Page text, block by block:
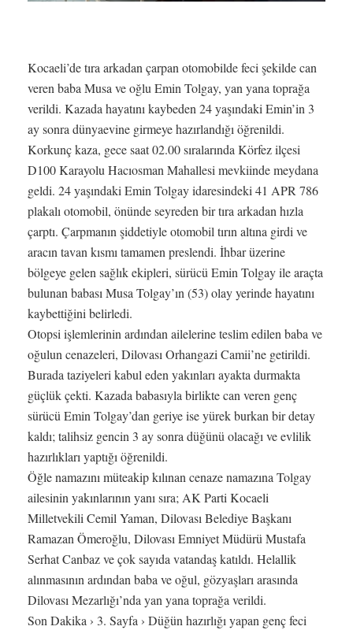
Kocaeli’de tıra arkadan çarpan otomobilde feci şekilde can
veren baba Musa ve oğlu Emin Tolgay, yan yana toprağa
verildi. Kazada hayatını kaybeden 24 yaşındaki Emin’in 3
ay sonra dünyaevine girmeye hazırlandığı öğrenildi.
Korkunç kaza, gece saat 02.00 sıralarında Körfez ilçesi
D100 Karayolu Hacıosman Mahallesi mevkiinde meydana
geldi. 24 yaşındaki Emin Tolgay idaresindeki 41 APR 786
plakalı otomobil, önünde seyreden bir tıra arkadan hızla
çarptı. Çarpmanın şiddetiyle otomobil tırın altına girdi ve
aracın tavan kısmı tamamen preslendi. İhbar üzerine
bölgeye gelen sağlık ekipleri, sürücü Emin Tolgay ile araçta
bulunan babası Musa Tolgay’ın (53) olay yerinde hayatını
kaybettiğini belirledi.
Otopsi işlemlerinin ardından ailelerine teslim edilen baba ve
oğulun cenazeleri, Dilovası Orhangazi Camii’ne getirildi.
Burada taziyeleri kabul eden yakınları ayakta durmakta
güçlük çekti. Kazada babasıyla birlikte can veren genç
sürücü Emin Tolgay’dan geriye ise yürek burkan bir detay
kaldı; talihsiz gencin 3 ay sonra düğünü olacağı ve evlilik
hazırlıkları yaptığı öğrenildi.
Öğle namazını müteakip kılınan cenaze namazına Tolgay
ailesinin yakınlarının yanı sıra; AK Parti Kocaeli
Milletvekili Cemil Yaman, Dilovası Belediye Başkanı
Ramazan Ömeroğlu, Dilovası Emniyet Müdürü Mustafa
Serhat Canbaz ve çok sayıda vatandaş katıldı. Helallik
alınmasının ardından baba ve oğul, gözyaşları arasında
Dilovası Mezarlığı’nda yan yana toprağa verildi.
Son Dakika › 3. Sayfa › Düğün hazırlığı yapan genç feci